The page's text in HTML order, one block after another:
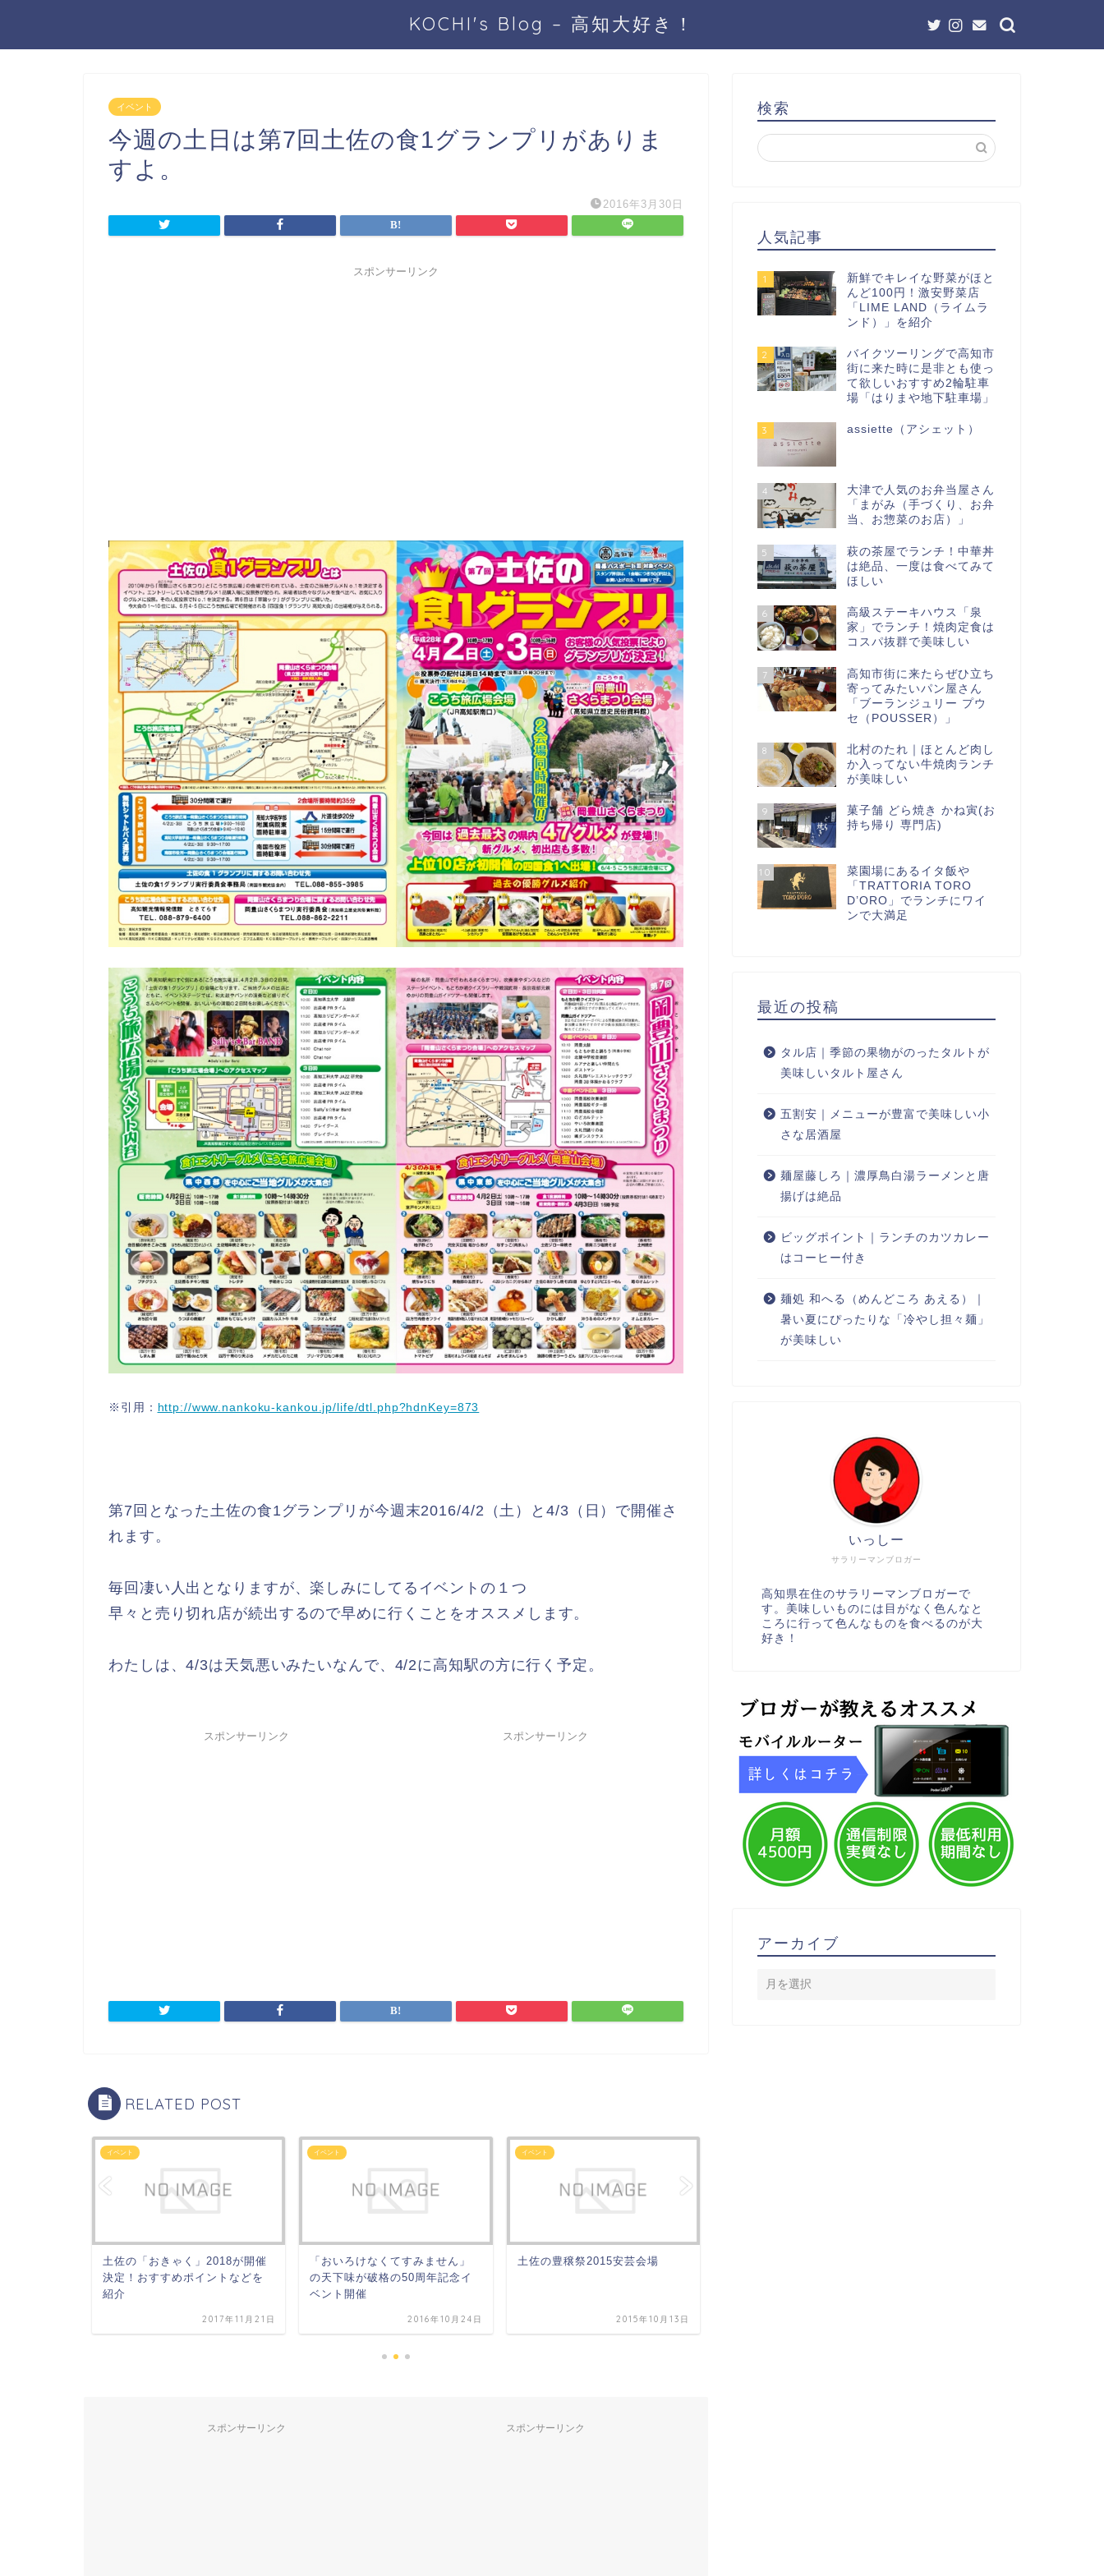
KOCHI's Blog – 高知大好き！
イベント
今週の土日は第7回土佐の食1グランプリがありま
すよ。
2016年3月30日
スポンサーリンク
※引用： http://www.nankoku-kankou.jp/life/dtl.php?hdnKey=873
第7回となった土佐の食1グランプリが今週末2016/4/2（土）と4/3（日）で開催さ
れます。
毎回凄い人出となりますが、楽しみにしてるイベントの１つ
早々と売り切れ店が続出するので早めに行くことをオススメします。
わたしは、4/3は天気悪いみたいなんで、4/2に高知駅の方に行く予定。
スポンサーリンク スポンサーリンク
RELATED POST
イベント
土佐の「おきゃく」2018が開催
決定！おすすめポイントなどを
紹介
2017年11月21日
イベント
「おいろけなくてすみません」
の天下味が破格の50周年記念イ
ベント開催
2016年10月24日
イベント
土佐の豊穣祭2015安芸会場
2015年10月13日
スポンサーリンク スポンサーリンク
検索
人気記事
1
新鮮でキレイな野菜がほと
んど100円！激安野菜店
「LIME LAND（ライムラ
ンド）」を紹介
2
バイクツーリングで高知市
街に来た時に是非とも使っ
て欲しいおすすめ2輪駐車
場「はりまや地下駐車場」
3 assiette（アシェット）
4
大津で人気のお弁当屋さん
「まがみ（手づくり、お弁
当、お惣菜のお店）」
5
萩の茶屋でランチ！中華丼
は絶品、一度は食べてみて
ほしい
6
高級ステーキハウス「泉
家」でランチ！焼肉定食は
コスパ抜群で美味しい
7
高知市街に来たらぜひ立ち
寄ってみたいパン屋さん
「ブーランジュリー プウ
セ（POUSSER）」
8
北村のたれ｜ほとんど肉し
か入ってない牛焼肉ランチ
が美味しい
9
菓子舗 どら焼き かね寅(お
持ち帰り 専門店)
10
菜園場にあるイタ飯や
「TRATTORIA TORO
D’ORO」でランチにワイ
ンで大満足
最近の投稿
タル店｜季節の果物がのったタルトが
美味しいタルト屋さん
五割安｜メニューが豊富で美味しい小
さな居酒屋
麺屋藤しろ｜濃厚鳥白湯ラーメンと唐
揚げは絶品
ビッグポイント｜ランチのカツカレー
はコーヒー付き
麺処 和へる（めんどころ あえる）｜
暑い夏にぴったりな「冷やし担々麺」
が美味しい
サラリーマンブロガー
いっしー
高知県在住のサラリーマンブロガーで
す。美味しいものには目がなく色んなと
ころに行って色んなものを食べるのが大
好き！
アーカイブ